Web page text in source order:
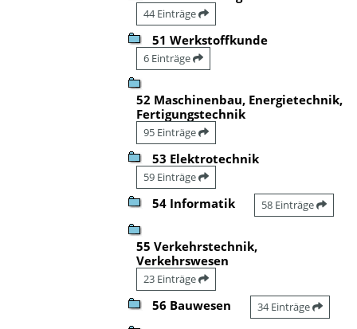
44 Einträge
51 Werkstoffkunde
6 Einträge
52 Maschinenbau, Energietechnik,
Fertigungstechnik
95 Einträge
53 Elektrotechnik
59 Einträge
54 Informatik 58 Einträge
55 Verkehrstechnik,
Verkehrswesen
23 Einträge
56 Bauwesen 34 Einträge